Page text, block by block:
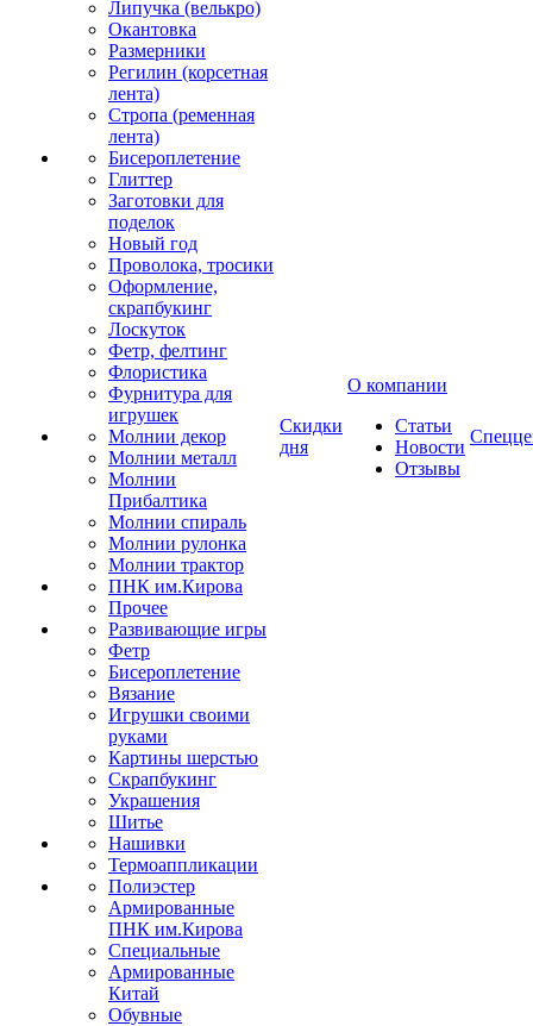
Липучка (велькро)
Окантовка
Размерники
Регилин (корсетная
лента)
Стропа (ременная
лента)
Бисероплетение
Глиттер
Заготовки для
поделок
Новый год
Проволока, тросики
Оформление,
скрапбукинг
Лоскуток
Фетр, фелтинг
Флористика
Фурнитура для
игрушек
Молнии декор
Молнии металл
Молнии
Прибалтика
Молнии спираль
Молнии рулонка
Молнии трактор
ПНК им.Кирова
Прочее
Развивающие игры
Фетр
Бисероплетение
Вязание
Игрушки своими
руками
Картины шерстью
Скрапбукинг
Украшения
Шитье
Нашивки
Термоаппликации
Полиэстер
Армированные
ПНК им.Кирова
Специальные
Армированные
Китай
Обувные
Скидки
дня
О компании
Статьи
Новости
Отзывы